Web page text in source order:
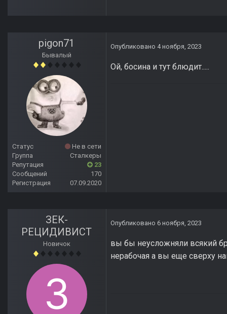
pigon71
Бывалый
Статус
Не в сети
Группа
Сталкеры
Репутация
23
Сообщений
170
Регистрация
07.09.2020
Опубликовано 4 ноября, 2023
Ой, босина и тут блюдит.....
ЗЕК-
РЕЦИДИВИСТ
Новичок
Опубликовано 6 ноября, 2023
вы бы неусложняли всякий
нерабочая а вы еще сверху